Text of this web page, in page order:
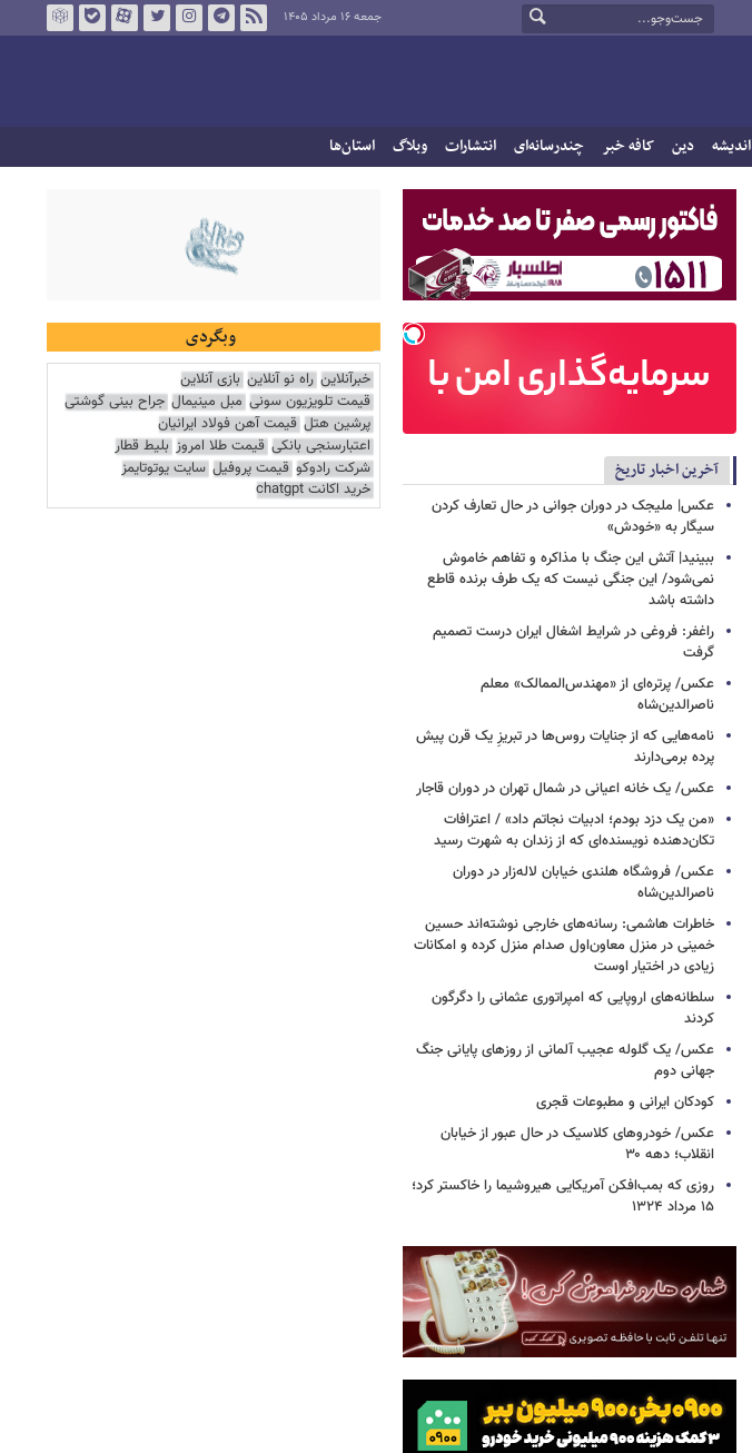
جمعه ۱۶ مرداد ۱۴۰۵
اندیشه دین کافه خبر چندرسانه‌ای انتشارات وبلاگ استان‌ها
آخرین اخبار تاریخ
عکس| ملیجک در دوران جوانی در حال تعارف کردن
سیگار به «خودش»
ببینید| آتش این جنگ با مذاکره و تفاهم خاموش
نمی‌شود/ این جنگی نیست که یک طرف برنده قاطع
داشته باشد
راغفر: فروغی در شرایط اشغال ایران درست تصمیم
گرفت
عکس/ پرتره‌ای از «مهندس‌الممالک» معلم
ناصرالدین‌شاه
نامه‌هایی که از جنایات روس‌ها در تبریزِ یک قرن پیش
پرده برمی‌دارند
عکس/ یک خانه اعیانی در شمال تهران در دوران قاجار
«من یک دزد بودم؛ ادبیات نجاتم داد» / اعترافات
تکان‌دهنده نویسنده‌ای که از زندان به شهرت رسید
عکس/ فروشگاه هلندی خیابان لاله‌زار در دوران
ناصرالدین‌شاه
خاطرات هاشمی: رسانه‌های خارجی نوشته‌اند حسین
خمینی در منزل معاون‌اول صدام منزل‌ کرده و امکانات
زیادی در اختیار اوست
سلطانه‌های اروپایی که امپراتوری عثمانی را دگرگون
کردند
عکس/ یک گلوله عجیب آلمانی از روزهای پایانی جنگ
جهانی دوم
کودکان ایرانی و مطبوعات قجری
عکس/ خودروهای کلاسیک در حال عبور از خیابان
انقلاب؛ دهه ۳۰
روزی که بمب‌افکن آمریکایی هیروشیما را خاکستر کرد؛
۱۵ مرداد ۱۳۲۴
وبگردی
خبرآنلاین راه نو آنلاین بازی آنلاین
قیمت تلویزیون سونی مبل مینیمال جراح بینی گوشتی
پرشین هتل قیمت آهن فولاد ایرانیان
اعتبارسنجی بانکی قیمت طلا امروز بلیط قطار
شرکت رادوکو قیمت پروفیل سایت یوتوتایمز
خرید اکانت chatgpt